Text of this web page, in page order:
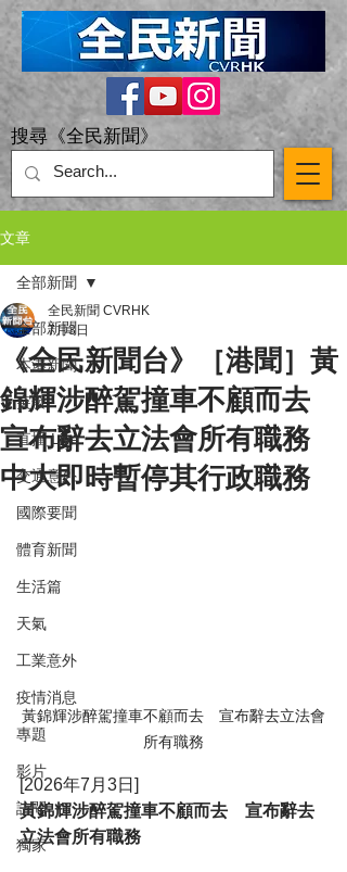
搜尋《全民新聞》
文章
全部新聞
本港新聞
突發
直播 Live
交通意外
國際要聞
體育新聞
生活篇
天氣
工業意外
疫情消息
專題
影片
訪問
獨家
全部新聞
《全民新聞台》［港聞］黃
錦輝涉醉駕撞車不顧而去
宣布辭去立法會所有職務
中大即時暫停其行政職務
全民新聞 CVRHK
7月3日
黃錦輝涉醉駕撞車不顧而去　宣布辭去立法會
所有職務
[2026年7月3日]
黃錦輝涉醉駕撞車不顧而去　宣布辭去
立法會所有職務